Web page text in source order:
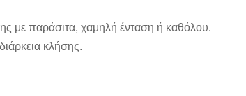
με παράσιτα, χαμηλή ένταση ή καθόλου.
κλήσης.